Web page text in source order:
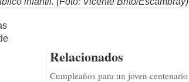
Relacionados
Cumpleaños para un joven centenario